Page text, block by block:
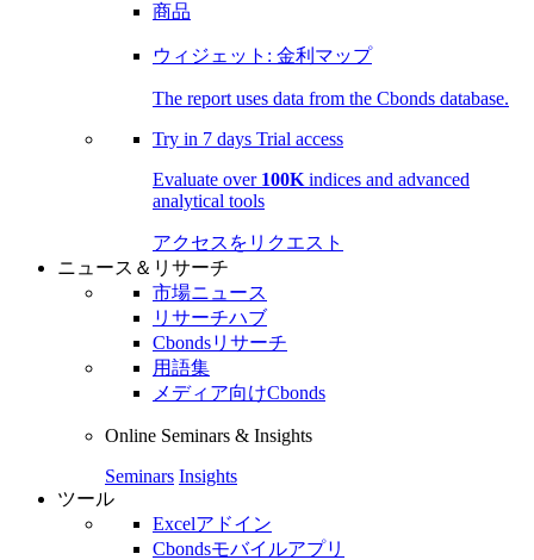
商品
ウィジェット: 金利マップ
The report uses data from the Cbonds database.
Try in 7 days Trial access
Evaluate over 100K indices and advanced
analytical tools
アクセスをリクエスト
ニュース＆リサーチ
市場ニュース
リサーチハブ
Cbondsリサーチ
用語集
メディア向けCbonds
Online Seminars & Insights
Seminars Insights
ツール
Excelアドイン
Cbondsモバイルアプリ